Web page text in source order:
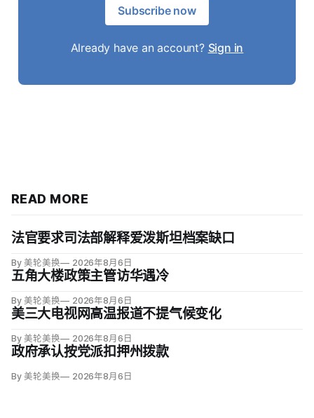
Subscribe now
Already have an account? Sign in
READ MORE
法官要求司法部解释爱泼斯坦档案缺口
By 美轮美换 2026年8月6日
五角大楼政策主管访华遇冷
By 美轮美换 2026年8月6日
美三大电视网高温报道不提气候变化
By 美轮美换 2026年8月6日
政府承认按党派扣押州拨款
By 美轮美换 2026年8月6日